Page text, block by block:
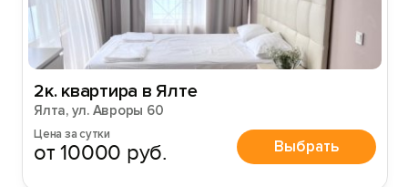
2к. квартира в Ялте
Ялта, ул. Авроры 60
Цена за сутки
от 10000 руб. Выбрать